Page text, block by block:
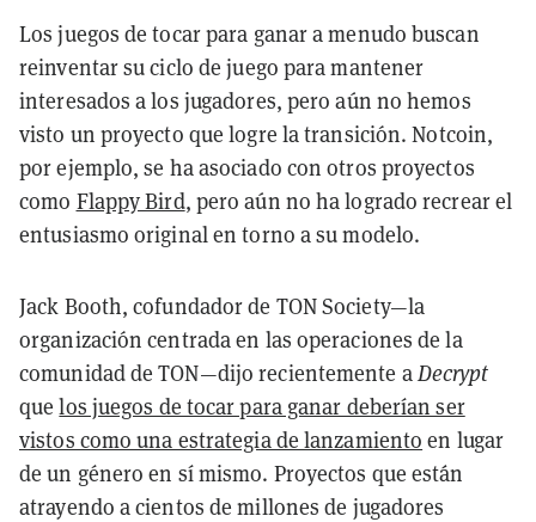
Los juegos de tocar para ganar a menudo buscan
reinventar su ciclo de juego para mantener
interesados a los jugadores, pero aún no hemos
visto un proyecto que logre la transición. Notcoin,
por ejemplo, se ha asociado con otros proyectos
como Flappy Bird, pero aún no ha logrado recrear el
entusiasmo original en torno a su modelo.
Jack Booth, cofundador de TON Society—la
organización centrada en las operaciones de la
comunidad de TON—dijo recientemente aDecrypt
quelos juegos de tocar para ganar deberían ser
vistos como una estrategia de lanzamiento en lugar
de un género en sí mismo. Proyectos que están
atrayendo a cientos de millones de jugadores